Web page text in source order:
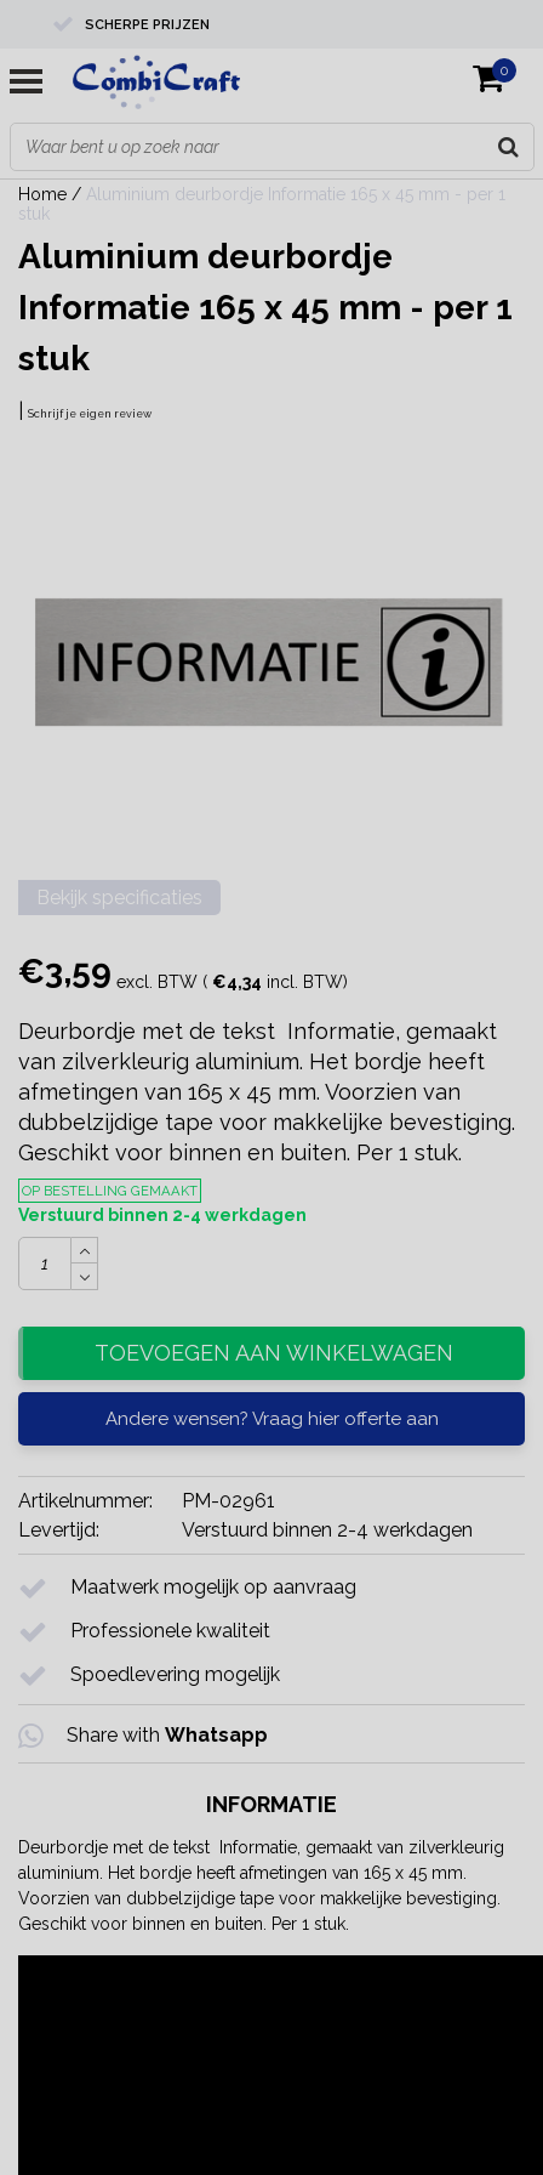
SCHERPE PRIJZEN
PROFESSIONELE KWALITEIT
EXPERTS IN MAATWERK
0
Home / Aluminium deurbordje Informatie 165 x 45 mm - per 1
stuk
Aluminium deurbordje
Informatie 165 x 45 mm - per 1
stuk
Schrijf je eigen review
Bekijk specificaties
€3,59 excl. BTW ( €4,34 incl. BTW)
Deurbordje met de tekst Informatie, gemaakt
van zilverkleurig aluminium. Het bordje heeft
afmetingen van 165 x 45 mm. Voorzien van
dubbelzijdige tape voor makkelijke bevestiging.
Geschikt voor binnen en buiten. Per 1 stuk.
OP BESTELLING GEMAAKT
Verstuurd binnen 2-4 werkdagen
TOEVOEGEN AAN WINKELWAGEN
Andere wensen? Vraag hier offerte aan
Artikelnummer:
PM-02961
Levertijd:
Verstuurd binnen 2-4 werkdagen
Maatwerk mogelijk op aanvraag
Professionele kwaliteit
Spoedlevering mogelijk
Share with Whatsapp
INFORMATIE
Deurbordje met de tekst Informatie, gemaakt van zilverkleurig
aluminium. Het bordje heeft afmetingen van 165 x 45 mm.
Voorzien van dubbelzijdige tape voor makkelijke bevestiging.
Geschikt voor binnen en buiten. Per 1 stuk.